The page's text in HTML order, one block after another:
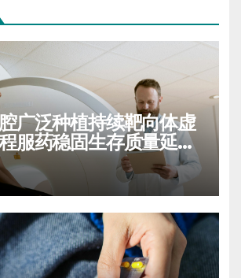
广泛种植持续靶向体虚
服药稳固生存质量延缓